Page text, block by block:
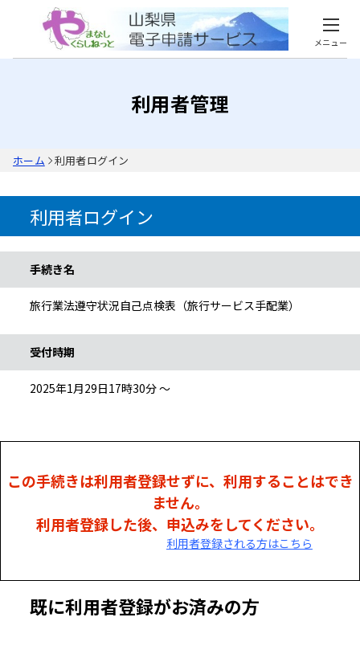
メニュー
利用者管理
ホーム 利用者ログイン
利用者ログイン
手続き名
旅行業法遵守状況自己点検表（旅行サービス手配業）
受付時期
2025年1月29日17時30分 ～
この手続きは利用者登録せずに、利用することはでき
ません。
利用者登録した後、申込みをしてください。
利用者登録される方はこちら
既に利用者登録がお済みの方